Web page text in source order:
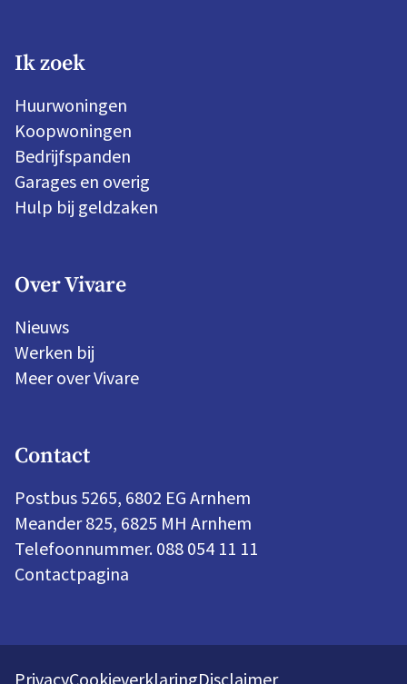
Ik zoek
Huurwoningen
Koopwoningen
Bedrijfspanden
Garages en overig
Hulp bij geldzaken
Over Vivare
Nieuws
Werken bij
Meer over Vivare
Contact
Postbus 5265, 6802 EG Arnhem
Meander 825, 6825 MH Arnhem
Telefoonnummer. 088 054 11 11
Contactpagina
PrivacyCookieverklaringDisclaimer